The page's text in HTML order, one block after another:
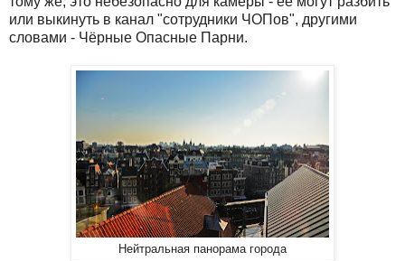
или выкинуть в канал "сотрудники ЧОПов", другими
словами - Чёрные Опасные Парни.
Нейтральная панорама города